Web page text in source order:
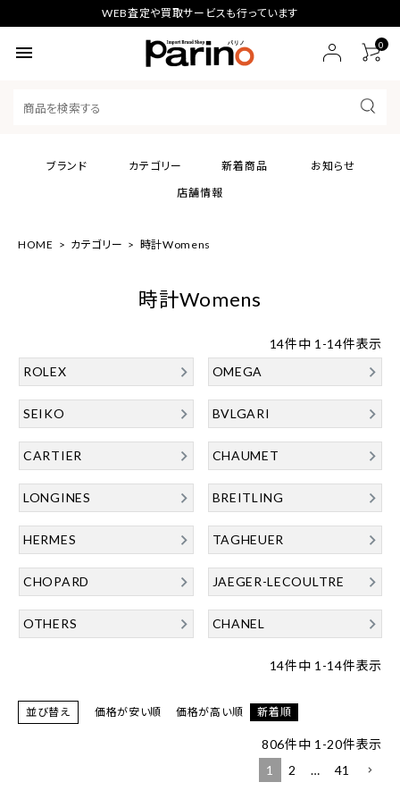
WEB査定や買取サービスも行っています
menu 0
ブランド カテゴリー 新着商品
お知らせ
店舗情報
HOME カテゴリー 時計Womens
時計Womens
14件中 1 -14件表示
ROLEX
OMEGA
SEIKO BVLGARI
CARTIER CHAUMET
LONGINES BREITLING
HERMES TAGHEUER
CHOPARD JAEGER-LECOULTRE
OTHERS CHANEL
14件中 1 -14件表示
並び替え 価格が安い順 価格が高い順 新着順
806件中 1 -20件表示
1
2 … 41